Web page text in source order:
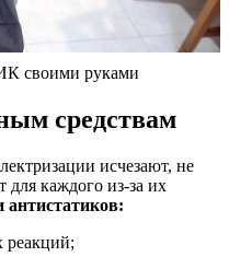
своими руками
средствам
исчезают, не
для каждого из-за их
антистатиков:
реакций;